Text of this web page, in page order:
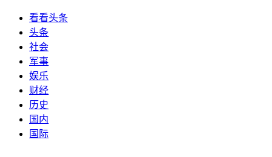
看看头条
头条
社会
军事
娱乐
财经
历史
国内
国际